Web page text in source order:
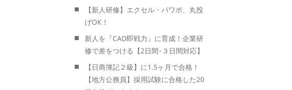
【新人研修】エクセル・パワポ、丸投
げOK！
新人を『CAD即戦力』に育成！企業研
修で差をつける【2日間･３日間対応】
【日商簿記２級】に1.5ヶ月で合格！
【地方公務員】採用試験に合格した20